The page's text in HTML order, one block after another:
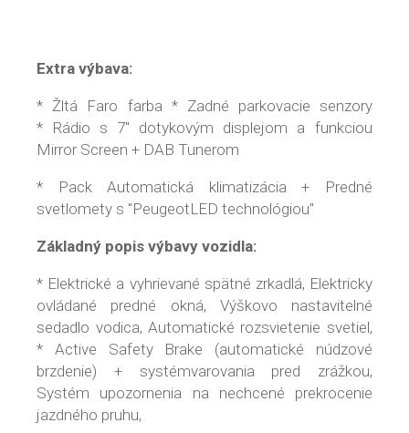
Extra výbava:
* Žltá Faro farba * Zadné parkovacie senzory
* Rádio s 7" dotykovým displejom a funkciou
Mirror Screen + DAB Tunerom
* Pack Automatická klimatizácia + Predné
svetlomety s "PeugeotLED technológiou"
Základný popis výbavy vozidla:
* Elektrické a vyhrievané spätné zrkadlá, Elektricky
ovládané predné okná, Výškovo nastavitelné
sedadlo vodica, Automatické rozsvietenie svetiel,
* Active Safety Brake (automatické núdzové
brzdenie) + systémvarovania pred zrážkou,
Systém upozornenia na nechcené prekrocenie
jazdného pruhu,